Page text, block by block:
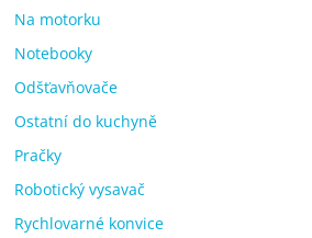
Na motorku
Notebooky
Odšťavňovače
Ostatní do kuchyně
Pračky
Robotický vysavač
Rychlovarné konvice